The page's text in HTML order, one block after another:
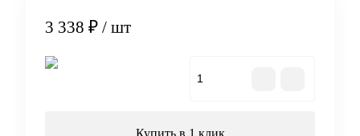
3 338 ₽ / шт
Купить в 1 клик